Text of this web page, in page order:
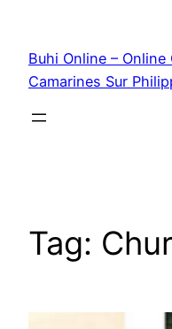
content
Buhi Online –
Camarines Sur
Tag: